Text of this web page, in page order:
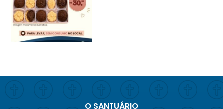
O SANTUÁRIO